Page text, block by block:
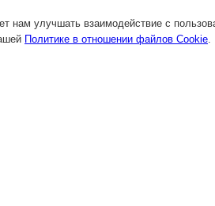
нам улучшать взаимодействие с
Политике в отношении файлов Cookie.